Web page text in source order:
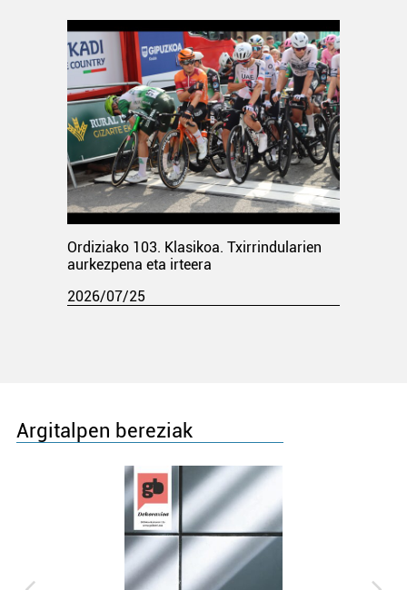
Ordiziako 103. Klasikoa. Txirrindularien
aurkezpena eta irteera
2026/07/25
Argitalpen bereziak